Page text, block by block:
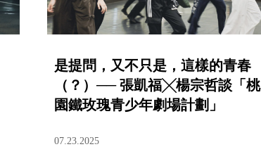
是提問，又不只是，這樣的青春
（？）── 張凱福╳楊宗哲談「桃
園鐵玫瑰青少年劇場計劃」
07.23.2025